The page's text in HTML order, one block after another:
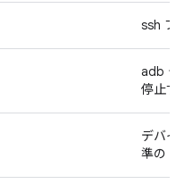
ssh ブ
adb テ
停止す
デバイ
準の